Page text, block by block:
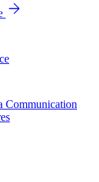
Communication